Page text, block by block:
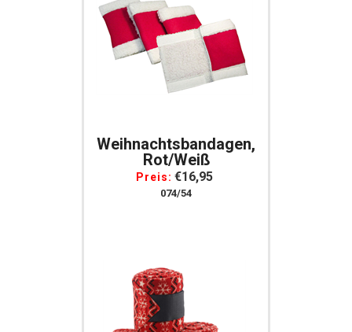
Weihnachtsbandagen,
Rot/weiß
Preis: €16,95
074/54